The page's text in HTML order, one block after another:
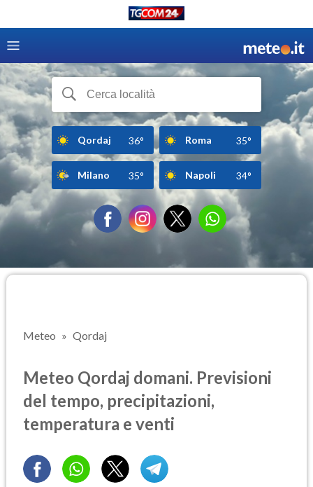
Qordaj 36° Roma 35°
Milano 35° Napoli 34°
Meteo Qordaj
Meteo Qordaj domani. Previsioni
del tempo, precipitazioni,
temperatura e venti